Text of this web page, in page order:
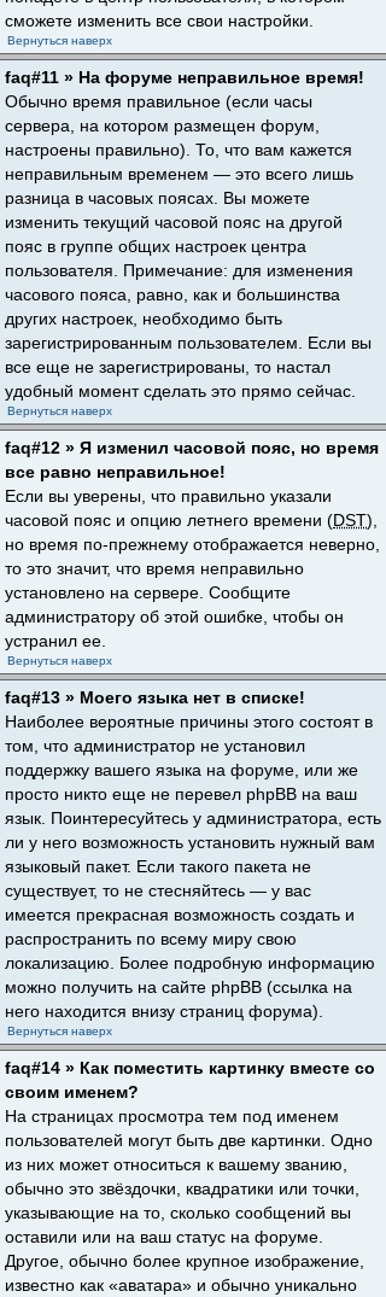
сможете изменить все свои настройки.
Вернуться наверх
faq#11 » На форуме неправильное время!
Обычно время правильное (если часы
сервера, на котором размещен форум,
настроены правильно). То, что вам кажется
неправильным временем — это всего лишь
разница в часовых поясах. Вы можете
изменить текущий часовой пояс на другой
пояс в группе общих настроек центра
пользователя. Примечание: для изменения
часового пояса, равно, как и большинства
других настроек, необходимо быть
зарегистрированным пользователем. Если вы
все еще не зарегистрированы, то настал
удобный момент сделать это прямо сейчас.
Вернуться наверх
faq#12 » Я изменил часовой пояс, но время
все равно неправильное!
Если вы уверены, что правильно указали
часовой пояс и опцию летнего времени (DST),
но время по-прежнему отображается неверно,
то это значит, что время неправильно
установлено на сервере. Сообщите
администратору об этой ошибке, чтобы он
устранил ее.
Вернуться наверх
faq#13 » Моего языка нет в списке!
Наиболее вероятные причины этого состоят в
том, что администратор не установил
поддержку вашего языка на форуме, или же
просто никто еще не перевел phpBB на ваш
язык. Поинтересуйтесь у администратора, есть
ли у него возможность установить нужный вам
языковый пакет. Если такого пакета не
существует, то не стесняйтесь — у вас
имеется прекрасная возможность создать и
распространить по всему миру свою
локализацию. Более подробную информацию
можно получить на сайте phpBB (ссылка на
него находится внизу страниц форума).
Вернуться наверх
faq#14 » Как поместить картинку вместе со
своим именем?
На страницах просмотра тем под именем
пользователей могут быть две картинки. Одно
из них может относиться к вашему званию,
обычно это звёздочки, квадратики или точки,
указывающие на то, сколько сообщений вы
оставили или на ваш статус на форуме.
Другое, обычно более крупное изображение,
известно как «аватара» и обычно уникально